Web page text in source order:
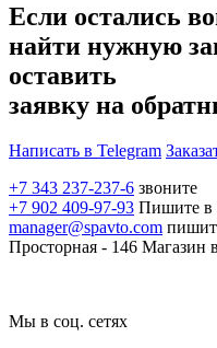
Если остались
найти нужную
оставить
заявку на
Написать в Telegram
+7 343 237-237-6 звоните
+7 902 409-97-93 Пишите в
manager@spavto.com
Просторная - 146 Магазин
Мы в соц. сетях